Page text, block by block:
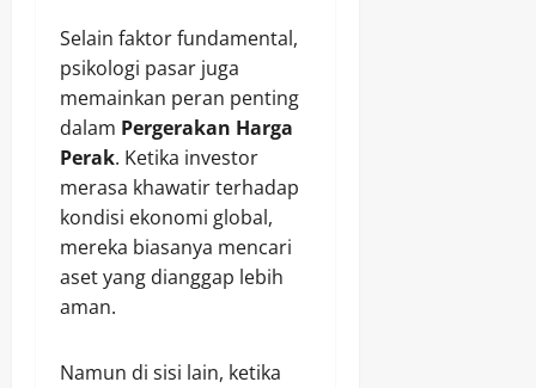
Selain faktor fundamental,
psikologi pasar juga
memainkan peran penting
dalam Pergerakan Harga
Perak. Ketika investor
merasa khawatir terhadap
kondisi ekonomi global,
mereka biasanya mencari
aset yang dianggap lebih
aman.
Namun di sisi lain, ketika